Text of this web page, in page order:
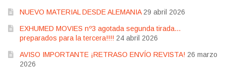
NUEVO MATERIAL DESDE ALEMANIA 29 abril 2026
EXHUMED MOVIES nº3 agotada segunda tirada…
preparados para la tercera!!!! 24 abril 2026
AVISO IMPORTANTE ¡RETRASO ENVÍO REVISTA! 26 marzo
2026